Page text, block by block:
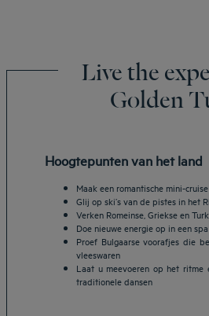
Live the
Golden
Hoogtepunten van het land
Maak een romantische mini-
Glij op ski’s van de pistes in het
Verken Romeinse, Griekse en
Doe nieuwe energie op in een spa
Proef Bulgaarse voorafjes die
vleeswaren
Laat u meevoeren op het
traditionele dansen